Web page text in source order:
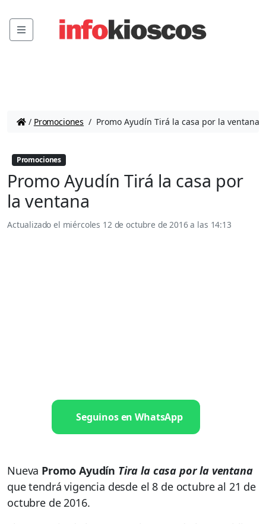
Menu
/ Promociones / Promo Ayudín Tirá la casa por la ventana
Promociones
Promo Ayudín Tirá la casa por
la ventana
Actualizado el miércoles 12 de octubre de 2016 a las 14:13
Seguinos en WhatsApp
Nueva Promo Ayudín Tira la casa por la ventana
que tendrá vigencia desde el 8 de octubre al 21 de
octubre de 2016.